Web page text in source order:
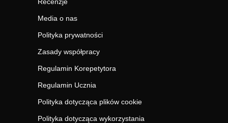
Media o nas
Polityka prywatności
Zasady współpracy
Regulamin Korepetytora
Regulamin Ucznia
Polityka dotycząca plików cookie
Polityka dotycząca wykorzystania